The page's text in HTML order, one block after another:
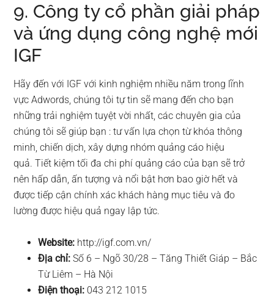
9. Công ty cổ phần giải pháp
và ứng dụng công nghệ mới
IGF
Hãy đến với IGF với kinh nghiệm nhiều năm trong lĩnh
vực Adwords, chúng tôi tự tin sẽ mang đến cho bạn
những trải nghiệm tuyệt vời nhất, các chuyên gia của
chúng tôi sẽ giúp bạn : tư vấn lựa chọn từ khóa thông
minh, chiến dịch, xây dựng nhóm quảng cáo hiệu
quả. Tiết kiệm tối đa chi phí quảng cáo của bạn sẽ trở
nên hấp dẫn, ấn tượng và nổi bật hơn bao giờ hết và
được tiếp cận chính xác khách hàng mục tiêu và đo
lường được hiệu quả ngay lập tức.
Website: http://igf.com.vn/
Địa chỉ: Số 6 – Ngõ 30/28 – Tăng Thiết Giáp – Bắc
Từ Liêm – Hà Nội
Điện thoại: 043 212 1015